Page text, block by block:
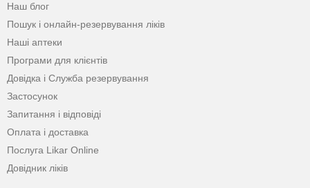
Наш блог
Пошук і онлайн-резервування ліків
Наші аптеки
Програми для клієнтів
Довідка і Служба резервування
Застосунок
Запитання і відповіді
Оплата і доставка
Послуга Likar Online
Довідник ліків